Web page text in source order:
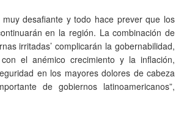
desafiante y todo hace prever que los
en la región. La combinación de
irritadas’ complicarán la gobernabilidad,
el anémico crecimiento y la inflación,
en los mayores dolores de cabeza
de gobiernos latinoamericanos”,